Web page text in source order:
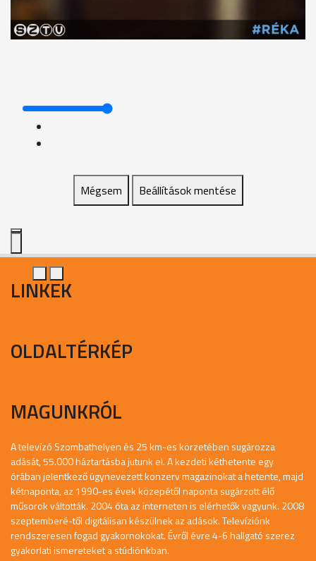
Mégsem Beállítások mentése
LINKEK
OLDALTÉRKÉP
MAGUNKRÓL
A televízó Szombathelyen és 25 km-es körzetében sugározza
adását, 55.000 háztartásba jutunk el. A kezdeti kéthetente egy
órában jelentkező úgynevezett konzerv magazinokat a hetente, majd
kétnaponta, az 1990-es évek közepétől naponta sugárzott élő
műsorok váltották. 2004 óta az interneten is elérhetők vagyunk. 2008
szeptemberé-től digitálisan készülnek az adások. Televíziónk
rendszeresen fogad gyakornokokat. Évről évre 4-6 hallgató szerez
gyakorlati ismereteket a stúdiónkban.